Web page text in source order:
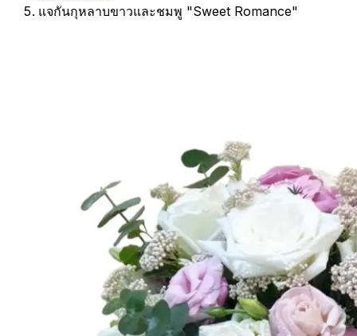
แจกันกุหลาบขาวและชมพู "Sweet Romance"